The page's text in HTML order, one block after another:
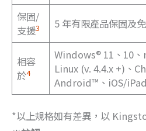
保固/
支援3 5 年有限產品保固及
相容
於4
Windows® 11、10、
Linux (v. 4.4.x +)、
Android™、iOS/
*以上規格如有差異，以